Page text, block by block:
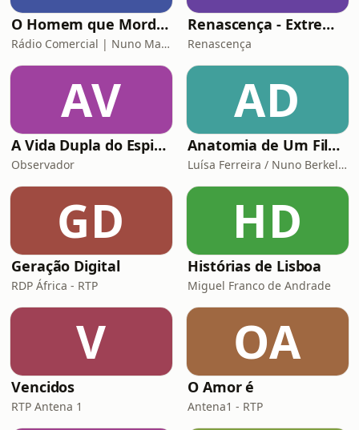
O Homem que Mordeu o Cão
Rádio Comercial | Nuno Markl
Renascença - Extremamente Desagradável
Renascença
AV
A Vida Dupla do Espião Traidor
Observador
AD
Anatomia de Um Filme de Terror
Luísa Ferreira / Nuno Berkeley Cotter
GD
Geração Digital
RDP África - RTP
HD
Histórias de Lisboa
Miguel Franco de Andrade
V
Vencidos
RTP Antena 1
OA
O Amor é
Antena1 - RTP